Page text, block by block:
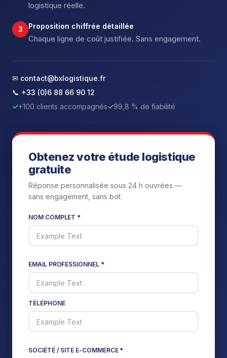
logistique réelle.
3 Proposition chiffrée détaillée
Chaque ligne de coût justifiée. Sans engagement.
✉ contact@bxlogistique.fr
📞 +33 (0)6 88 66 90 12
✓+100 clients accompagnés✓99,8 % de fiabilité
Obtenez votre étude logistique
gratuite
Réponse personnalisée sous 24 h ouvrées —
sans engagement, sans bot.
NOM COMPLET *
EMAIL PROFESSIONNEL *
TÉLÉPHONE
SOCIÉTÉ / SITE E-COMMERCE *